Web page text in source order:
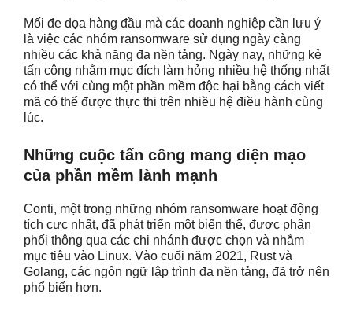
Mối đe dọa hàng đầu mà các doanh nghiệp cần lưu ý
là việc các nhóm ransomware sử dụng ngày càng
nhiều các khả năng đa nền tảng. Ngày nay, những kẻ
tấn công nhằm mục đích làm hỏng nhiều hệ thống nhất
có thể với cùng một phần mềm độc hại bằng cách viết
mã có thể được thực thi trên nhiều hệ điều hành cùng
lúc.
Những cuộc tấn công mang diện mạo
của phần mềm lành mạnh
Conti, một trong những nhóm ransomware hoạt động
tích cực nhất, đã phát triển một biến thể, được phân
phối thông qua các chi nhánh được chọn và nhắm
mục tiêu vào Linux. Vào cuối năm 2021, Rust và
Golang, các ngôn ngữ lập trình đa nền tảng, đã trở nên
phổ biến hơn.